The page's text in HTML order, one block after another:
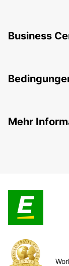
Business
Mehr